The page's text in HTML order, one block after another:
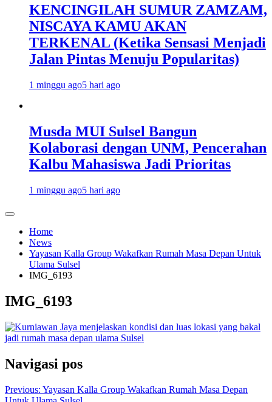
KENCINGILAH SUMUR ZAMZAM,
NISCAYA KAMU AKAN
TERKENAL (Ketika Sensasi Menjadi
Jalan Pintas Menuju Popularitas)
1 minggu ago5 hari ago
Musda MUI Sulsel Bangun
Kolaborasi dengan UNM, Pencerahan
Kalbu Mahasiswa Jadi Prioritas
1 minggu ago5 hari ago
Home
News
Yayasan Kalla Group Wakafkan Rumah Masa Depan Untuk
Ulama Sulsel
IMG_6193
IMG_6193
Navigasi pos
Previous: Yayasan Kalla Group Wakafkan Rumah Masa Depan